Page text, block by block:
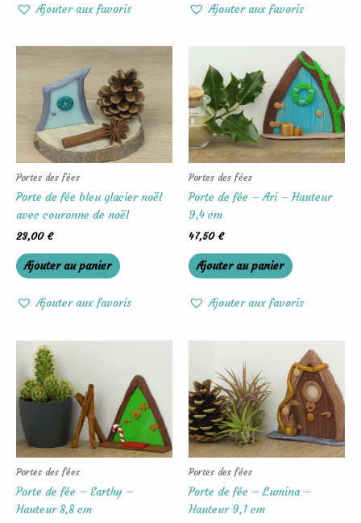
Ajouter aux favoris Ajouter aux favoris
Portes des fées
Porte de fée bleu glacier noël
avec couronne de noël
23,00 €
Ajouter au panier
Ajouter aux favoris
Portes des fées
Porte de fée – Ari – Hauteur
9,4 cm
47,50 €
Ajouter au panier
Ajouter aux favoris
Portes des fées
Porte de fée – Earthy –
Hauteur 8,8 cm
Portes des fées
Porte de fée – Lumina –
Hauteur 9,1 cm